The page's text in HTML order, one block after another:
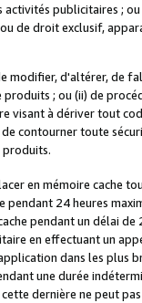
publicitaires ;
droit exclusif,
modifier, d'altérer, de
; ou (ii) de
visant à dériver tout
contourner toute
produits.
en mémoire cache
pendant 24 heures
pendant un délai
en effectuant un
dans les plus
une durée
dernière ne peut